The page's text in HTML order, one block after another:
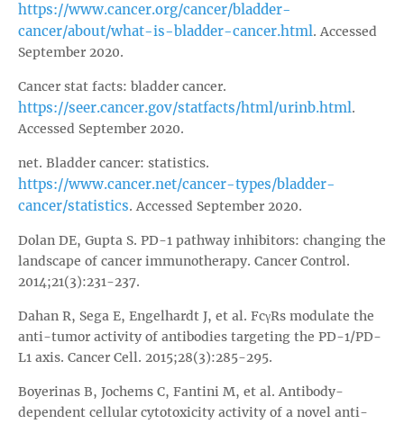
https://www.cancer.org/cancer/bladder-
cancer/about/what-is-bladder-cancer.html. Accessed
September 2020.
Cancer stat facts: bladder cancer.
https://seer.cancer.gov/statfacts/html/urinb.html.
Accessed September 2020.
net. Bladder cancer: statistics.
https://www.cancer.net/cancer-types/bladder-
cancer/statistics. Accessed September 2020.
Dolan DE, Gupta S. PD-1 pathway inhibitors: changing the
landscape of cancer immunotherapy. Cancer Control.
2014;21(3):231-237.
Dahan R, Sega E, Engelhardt J, et al. FcγRs modulate the
anti-tumor activity of antibodies targeting the PD-1/PD-
L1 axis. Cancer Cell. 2015;28(3):285-295.
Boyerinas B, Jochems C, Fantini M, et al. Antibody-
dependent cellular cytotoxicity activity of a novel anti-